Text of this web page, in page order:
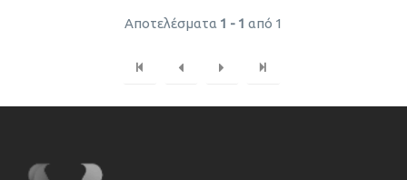
Αποτελέσματα 1 - 1 από 1